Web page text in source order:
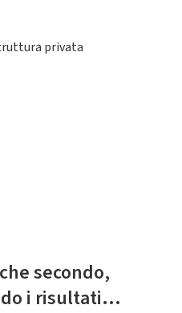
privata
secondo,
i risultati...